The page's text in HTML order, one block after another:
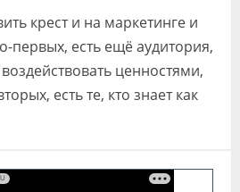
крест и на маркетинге и
первых, есть ещё аудитория,
ценностями,
есть те, кто знает как